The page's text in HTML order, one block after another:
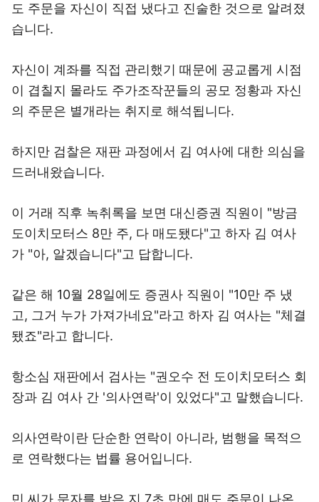
도 주문을 자신이 직접 냈다고 진술한 것으로 알려졌
습니다.
자신이 계좌를 직접 관리했기 때문에 공교롭게 시점
이 겹칠지 몰라도 주가조작꾼들의 공모 정황과 자신
의 주문은 별개라는 취지로 해석됩니다.
하지만 검찰은 재판 과정에서 김 여사에 대한 의심을
드러내왔습니다.
이 거래 직후 녹취록을 보면 대신증권 직원이 "방금
도이치모터스 8만 주, 다 매도됐다"고 하자 김 여사
가 "아, 알겠습니다"고 답합니다.
같은 해 10월 28일에도 증권사 직원이 "10만 주 냈
고, 그거 누가 가져가네요"라고 하자 김 여사는 "체결
됐죠"라고 합니다.
항소심 재판에서 검사는 "권오수 전 도이치모터스 회
장과 김 여사 간 '의사연락'이 있었다"고 말했습니다.
의사연락이란 단순한 연락이 아니라, 범행을 목적으
로 연락했다는 법률 용어입니다.
민 씨가 문자를 받은 지 7초 만에 매도 주문이 나온